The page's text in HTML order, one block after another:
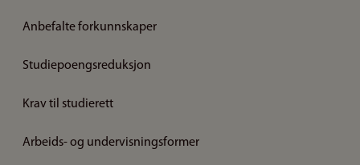
Anbefalte forkunnskaper
Studiepoengsreduksjon
Krav til studierett
Arbeids- og undervisningsformer